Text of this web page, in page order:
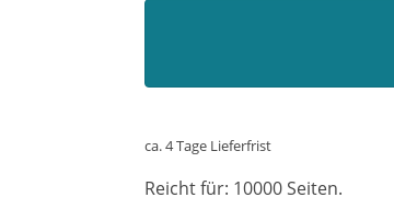
ca. 4 Tage Lieferfrist
Reicht für: 10000 Seiten.